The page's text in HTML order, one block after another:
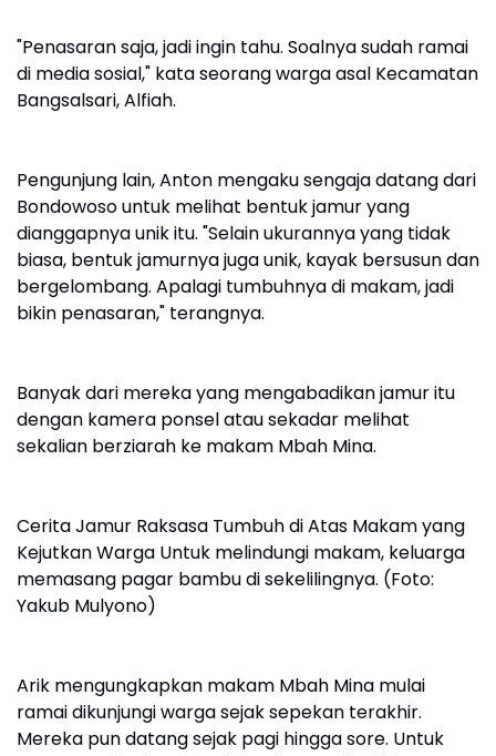
"Penasaran saja, jadi ingin tahu. Soalnya sudah ramai
di media sosial," kata seorang warga asal Kecamatan
Bangsalsari, Alfiah.
Pengunjung lain, Anton mengaku sengaja datang dari
Bondowoso untuk melihat bentuk jamur yang
dianggapnya unik itu. "Selain ukurannya yang tidak
biasa, bentuk jamurnya juga unik, kayak bersusun dan
bergelombang. Apalagi tumbuhnya di makam, jadi
bikin penasaran," terangnya.
Banyak dari mereka yang mengabadikan jamur itu
dengan kamera ponsel atau sekadar melihat
sekalian berziarah ke makam Mbah Mina.
Cerita Jamur Raksasa Tumbuh di Atas Makam yang
Kejutkan Warga Untuk melindungi makam, keluarga
memasang pagar bambu di sekelilingnya. (Foto:
Yakub Mulyono)
Arik mengungkapkan makam Mbah Mina mulai
ramai dikunjungi warga sejak sepekan terakhir.
Mereka pun datang sejak pagi hingga sore. Untuk